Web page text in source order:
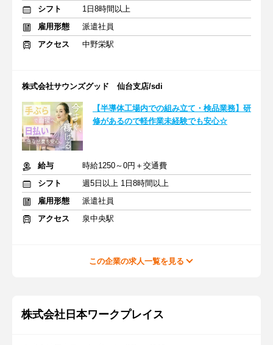
シフト
1日8時間以上
雇用形態
派遣社員
アクセス
中野栄駅
株式会社サウンズグッド 仙台支店/sdi
【半導体工場内での組み立て・検品業務】研
修があるので軽作業未経験でも安心☆
給与
時給1250～0円＋交通費
シフト
週5日以上 1日8時間以上
雇用形態
派遣社員
アクセス
泉中央駅
この企業の求人一覧を見る
株式会社日本ワークプレイス